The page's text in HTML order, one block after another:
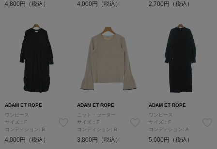
4,800円（税込） 4,000円（税込） 2,700円（税込）
ADAM ET ROPE
ワンピース
サイズ：F
コンディション: B
4,000円（税込）
ADAM ET ROPE
ニット・セーター
サイズ：F
コンディション: B
3,800円（税込）
ADAM ET ROPE
ワンピース
サイズ：F
コンディション: A
5,000円（税込）